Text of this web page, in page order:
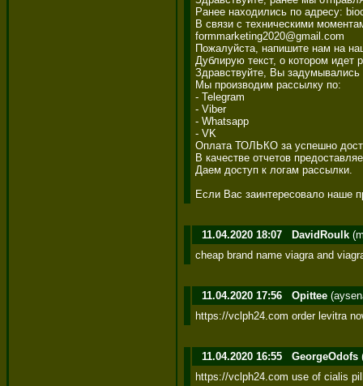
Ранее находились по адресу:
В связи с техническими
formmarketing2020@gmail.com
Пожалуйста, напишите нам на
Дублирую текст, о котором идет
Здравствуйте, Вы задумывались
Мы производим рассылку по:
- Telegram
- Viber
- Whatsapp
- VK
Оплата ТОЛЬКО за успешно
В качестве отчетов
Даем доступ к логам рассылки.
Если Вас заинтересовало наше
11.04.2020 18:07 DavidRoulk
cheap brand name viagra and
11.04.2020 17:56 Opittee
https://vclph24.com order levitra
11.04.2020 16:55 GeorgeOdofs
https://vclph24.com use of cialis